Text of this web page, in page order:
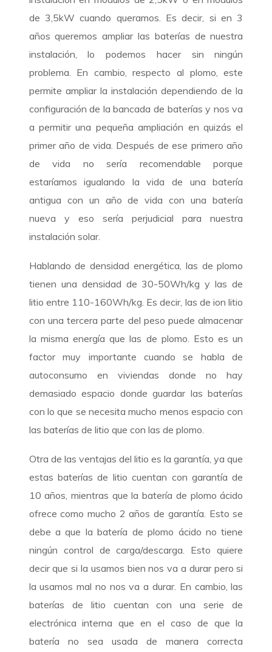
de 3,5kW cuando queramos. Es decir, si en 3
años queremos ampliar las baterías de nuestra
instalación, lo podemos hacer sin ningún
problema. En cambio, respecto al plomo, este
permite ampliar la instalación dependiendo de la
configuración de la bancada de baterías y nos va
a permitir una pequeña ampliación en quizás el
primer año de vida. Después de ese primero año
de vida no sería recomendable porque
estaríamos igualando la vida de una batería
antigua con un año de vida con una batería
nueva y eso sería perjudicial para nuestra
instalación solar.
Hablando de densidad energética, las de plomo
tienen una densidad de 30-50Wh/kg y las de
litio entre 110-160Wh/kg. Es decir, las de ion litio
con una tercera parte del peso puede almacenar
la misma energía que las de plomo. Esto es un
factor muy importante cuando se habla de
autoconsumo en viviendas donde no hay
demasiado espacio donde guardar las baterías
con lo que se necesita mucho menos espacio con
las baterías de litio que con las de plomo.
Otra de las ventajas del litio es la garantía, ya que
estas baterías de litio cuentan con garantía de
10 años, mientras que la batería de plomo ácido
ofrece como mucho 2 años de garantía. Esto se
debe a que la batería de plomo ácido no tiene
ningún control de carga/descarga. Esto quiere
decir que si la usamos bien nos va a durar pero si
la usamos mal no nos va a durar. En cambio, las
baterías de litio cuentan con una serie de
electrónica interna que en el caso de que la
batería no sea usada de manera correcta